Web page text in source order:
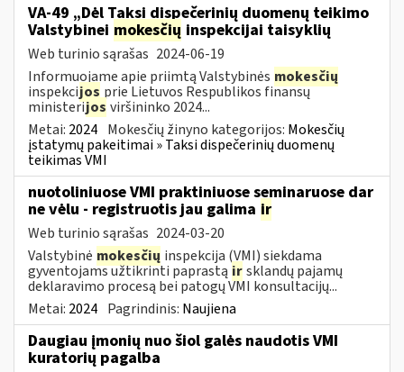
VA-49 „Dėl Taksi dispečerinių duomenų teikimo
Valstybinei mokesčių inspekcijai taisyklių
Web turinio sąrašas 2024-06-19
Informuojame apie priimtą Valstybinės mokesčių
inspekcijos prie Lietuvos Respublikos finansų
ministerijos viršininko 2024...
Metai: 2024 Mokesčių žinyno kategorijos: Mokesčių
įstatymų pakeitimai » Taksi dispečerinių duomenų
teikimas VMI
nuotoliniuose VMI praktiniuose seminaruose dar
ne vėlu - registruotis jau galima ir
Web turinio sąrašas 2024-03-20
Valstybinė mokesčių inspekcija (VMI) siekdama
gyventojams užtikrinti paprastą irsklandų pajamų
deklaravimo procesą bei patogų VMI konsultacijų...
Metai: 2024 Pagrindinis: Naujiena
Daugiau įmonių nuo šiol galės naudotis VMI
kuratorių pagalba